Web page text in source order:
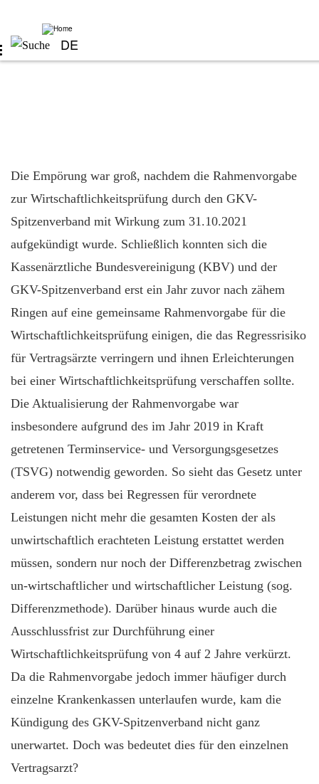
content
DE
Die Empörung war groß, nachdem die Rahmenvorgabe
zur Wirtschaftlichkeitsprüfung durch den GKV-
Spitzenverband mit Wirkung zum 31.10.2021
aufgekündigt wurde. Schließlich konnten sich die
Kassenärztliche Bundesvereinigung (KBV) und der
GKV-Spitzenverband erst ein Jahr zuvor nach zähem
Ringen auf eine gemeinsame Rahmenvorgabe für die
Wirtschaftlichkeitsprüfung einigen, die das Regressrisiko
für Vertragsärzte verringern und ihnen Erleichterungen
bei einer Wirtschaftlichkeitsprüfung verschaffen sollte.
Die Aktualisierung der Rahmenvorgabe war
insbesondere aufgrund des im Jahr 2019 in Kraft
getretenen Terminservice- und Versorgungsgesetzes
(TSVG) notwendig geworden. So sieht das Gesetz unter
anderem vor, dass bei Regressen für verordnete
Leistungen nicht mehr die gesamten Kosten der als
unwirtschaftlich erachteten Leistung erstattet werden
müssen, sondern nur noch der Differenzbetrag zwischen
un-wirtschaftlicher und wirtschaftlicher Leistung (sog.
Differenzmethode). Darüber hinaus wurde auch die
Ausschlussfrist zur Durchführung einer
Wirtschaftlichkeitsprüfung von 4 auf 2 Jahre verkürzt.
Da die Rahmenvorgabe jedoch immer häufiger durch
einzelne Krankenkassen unterlaufen wurde, kam die
Kündigung des GKV-Spitzenverband nicht ganz
unerwartet. Doch was bedeutet dies für den einzelnen
Vertragsarzt?